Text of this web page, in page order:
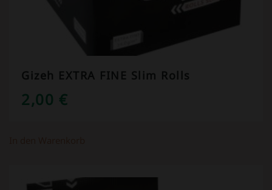
Gizeh EXTRA FINE Slim Rolls
2,00 €